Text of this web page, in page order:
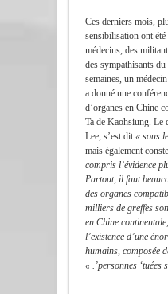
Ces derniers mois,
sensibilisation ont été
médecins, des
des sympathisants
semaines, un
a donné une
d’organes en Chine
Ta de Kaohsiung. Le
Lee, s’est dit « sous
mais également
compris l’évidence
Partout, il faut
des organes
milliers de greffes
en Chine
l’existence d’une
humains, composée
personnes ‘tuées